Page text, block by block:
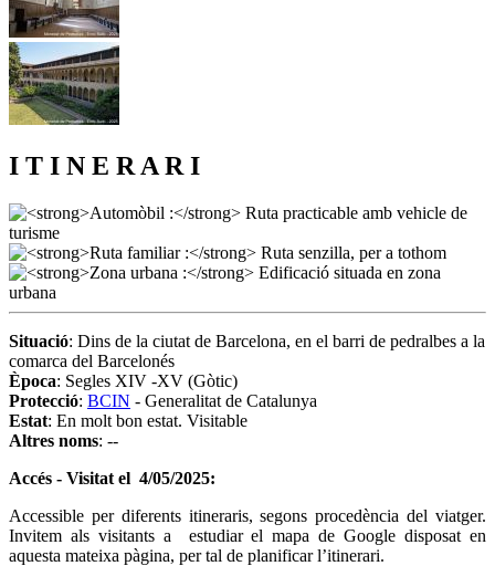
I T I N E R A R I
Situació: Dins de la ciutat de Barcelona, en el barri de pedralbes a la
comarca del Barcelonés
Època: Segles XIV -XV (Gòtic)
Protecció: BCIN - Generalitat de Catalunya
Estat: En molt bon estat. Visitable
Altres noms: --
Accés - Visitat el 4/05/2025:
Accessible per diferents itineraris, segons procedència del viatger.
Invitem als visitants a estudiar el mapa de Google disposat en
aquesta mateixa pàgina, per tal de planificar l’itinerari.